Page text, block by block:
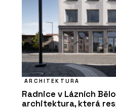
ARCHITEKTURA
Radnice v Lázních
architektura, která